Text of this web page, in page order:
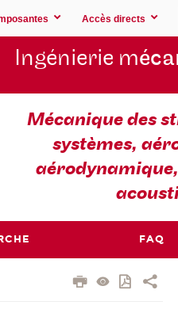
Accès directs
Ingénierie m
Mécanique des
systèmes,
FAQ